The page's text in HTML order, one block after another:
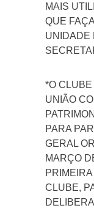
MAIS
QUE
UNIDADE
*O
UNIÃO
PARA
GERAL
MARÇO
CLUBE,